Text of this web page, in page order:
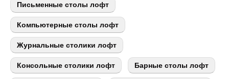
Письменные столы лофт
Компьютерные столы лофт
Журнальные столики лофт
Консольные столики лофт Барные столы лофт